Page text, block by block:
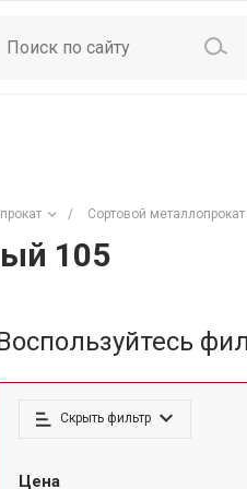
/ Сортовой металлопрокат
105
Скрыть фильтр
Цена